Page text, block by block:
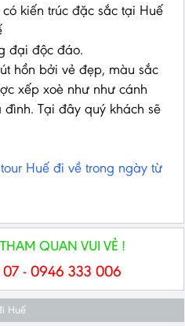
kiến trúc đặc sắc tại Huế
đại độc đáo.
hồn bởi vẻ đẹp, màu sắc
xếp xoè như như cánh
Tại đây quý khách sẽ
tour Huế đi về trong ngày từ
QUAN VUI VẺ !
07 - 0946 333 006
Huế